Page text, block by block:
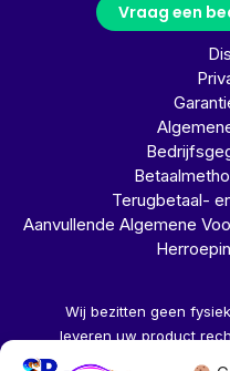
Vraag een
Terugbetaal-
Aanvullende Algemene
Wij bezitten geen
leveren uw product